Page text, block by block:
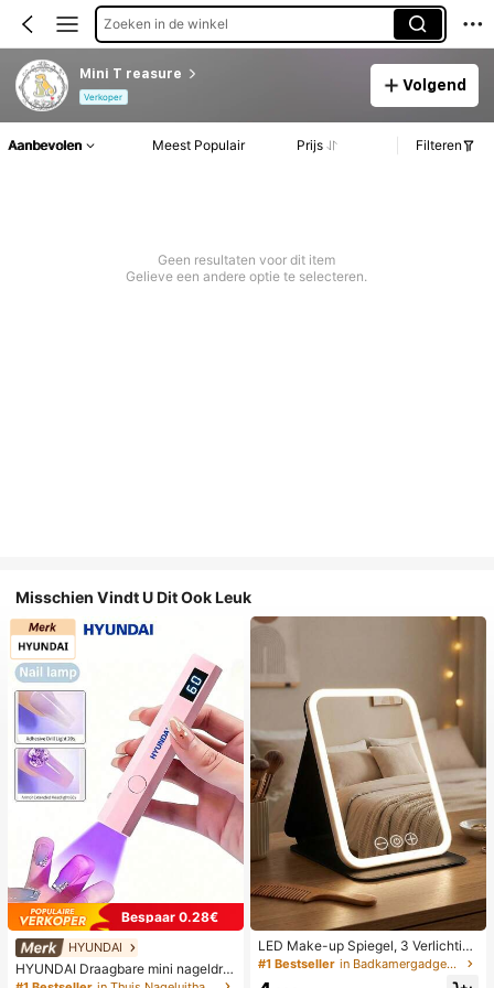
Zoeken in de winkel
Mini T reasure
Verkoper
Volgend
Aanbevolen Meest Populair Prijs Filteren
Geen resultaten voor dit item
Gelieve een andere optie te selecteren.
Misschien Vindt U Dit Ook Leuk
Bespaar 0.28€
HYUNDAI
HYUNDAI Draagbare mini nageldro
ger, oplaadbare handlamp UV/LED
LED Make-up Spiegel, 3 Verlichting
smodi, Verstelbare Helderheid, Draa
gbaar Vouwbaar Ontwerp, Geschikt
#1 Bestseller in Badkamergadgets die favoriet zijn bij klanten B